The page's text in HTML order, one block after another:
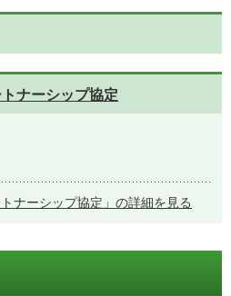
ナーシップ協定
ナーシップ協定」の詳細を見る